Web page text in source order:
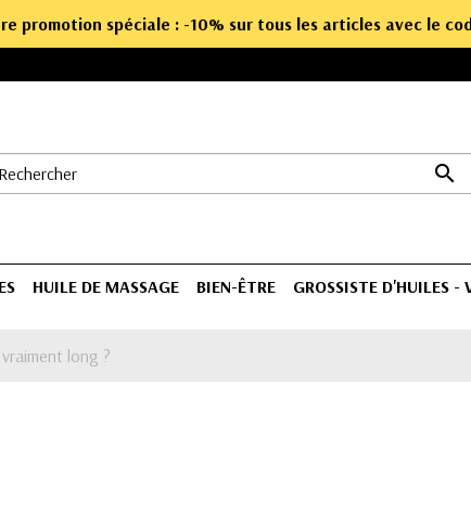
promotion spéciale : -10% sur tous les articles avec le

HUILE DE MASSAGE BIEN-ÊTRE GROSSISTE D'HUILES -
long ?